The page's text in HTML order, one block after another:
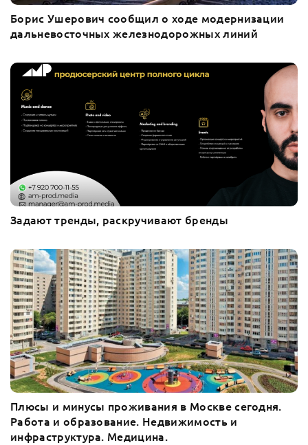
Борис Ушерович сообщил о ходе модернизации
дальневосточных железнодорожных линий
Задают тренды, раскручивают бренды
Плюсы и минусы проживания в Москве сегодня.
Работа и образование. Недвижимость и
инфраструктура. Медицина.